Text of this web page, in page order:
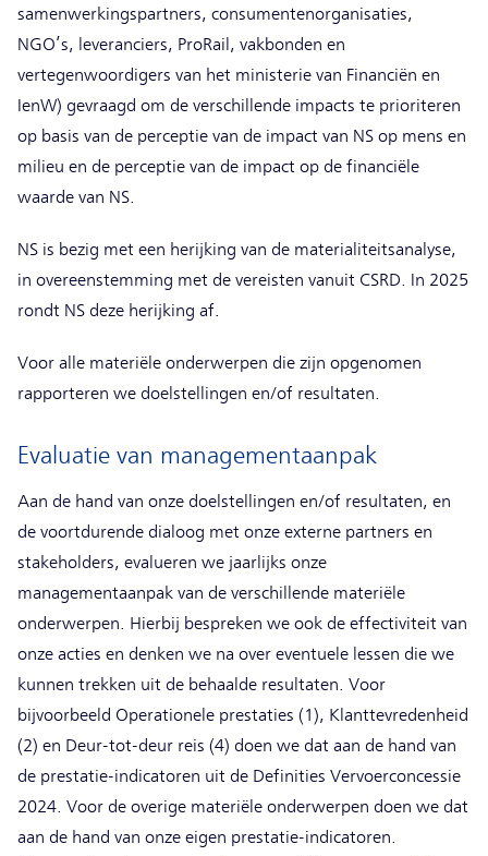
samenwerkingspartners, consumentenorganisaties,
NGO’s, leveranciers, ProRail, vakbonden en
vertegenwoordigers van het ministerie van Financiën en
IenW) gevraagd om de verschillende impacts te prioriteren
op basis van de perceptie van de impact van NS op mens en
milieu en de perceptie van de impact op de financiële
waarde van NS.
NS is bezig met een herijking van de materialiteitsanalyse,
in overeenstemming met de vereisten vanuit CSRD. In 2025
rondt NS deze herijking af.
Voor alle materiële onderwerpen die zijn opgenomen
rapporteren we doelstellingen en/of resultaten.
Evaluatie van managementaanpak
Aan de hand van onze doelstellingen en/of resultaten, en
de voortdurende dialoog met onze externe partners en
stakeholders, evalueren we jaarlijks onze
managementaanpak van de verschillende materiële
onderwerpen. Hierbij bespreken we ook de effectiviteit van
onze acties en denken we na over eventuele lessen die we
kunnen trekken uit de behaalde resultaten. Voor
bijvoorbeeld Operationele prestaties (1), Klanttevredenheid
(2) en Deur-tot-deur reis (4) doen we dat aan de hand van
de prestatie-indicatoren uit de Definities Vervoerconcessie
2024. Voor de overige materiële onderwerpen doen we dat
aan de hand van onze eigen prestatie-indicatoren.